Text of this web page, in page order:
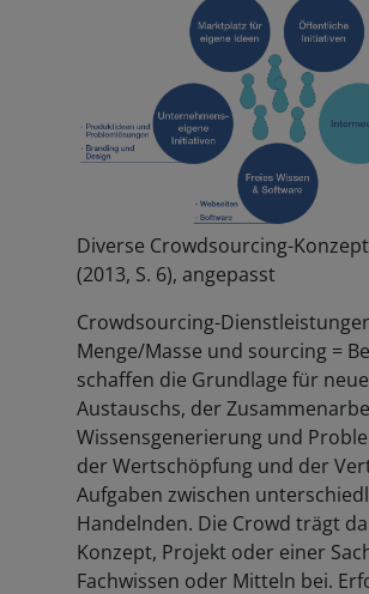
Diverse Crowdsourcing-
(2013, S. 6), angepasst
Crowdsourcing-
Menge/Masse und sourcing =
schaffen die Grundlage für
Austauschs, der
Wissensgenerierung und
der Wertschöpfung und der
Aufgaben zwischen
Handelnden. Die Crowd trägt
Konzept, Projekt oder einer
Fachwissen oder Mitteln bei.